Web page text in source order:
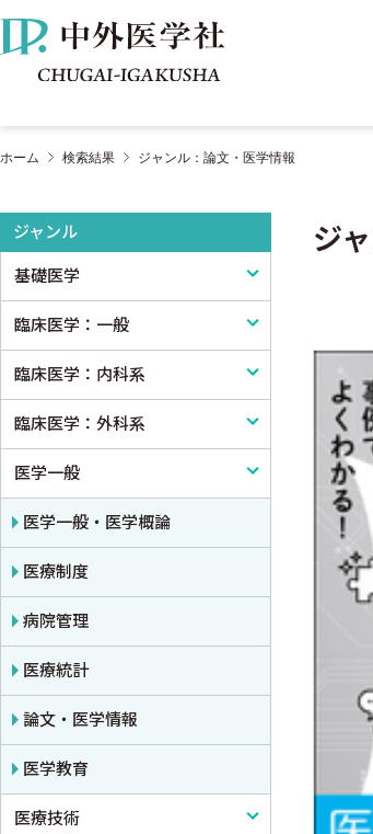
株式会社 中外医学社
ホーム 検索結果 ジャンル：論文・医学情報
ジャンル
基礎医学
基礎医学一般
解剖学
生理学
免疫学・血清学
公衆衛生学
法医学
臨床医学：一般
臨床医学一般
診断・臨床検査
画像医学・放射線医学・核医学
プライマリケア医学・総合診療
救急医学・集中治療医学
癌・腫瘍一般・緩和医療
栄養・食事療法・輸液・輸血
薬物療法
東洋医学・漢方医学
臨床医学：内科系
内科学一般
感染症
アレルギー・膠原病・リウマチ
内分泌・代謝・糖尿病
腎臓
血液
脳・神経
精神
呼吸器
臨床医学：外科系
外科学一般
脳神経外科
心臓・血管外科
消化器外科
小児外科
形成外科
整形外科
スポーツ医学
医学一般
医学一般・医学概論
医療制度
病院管理
医療統計
論文・医学情報
医学教育
医療技術
ジ